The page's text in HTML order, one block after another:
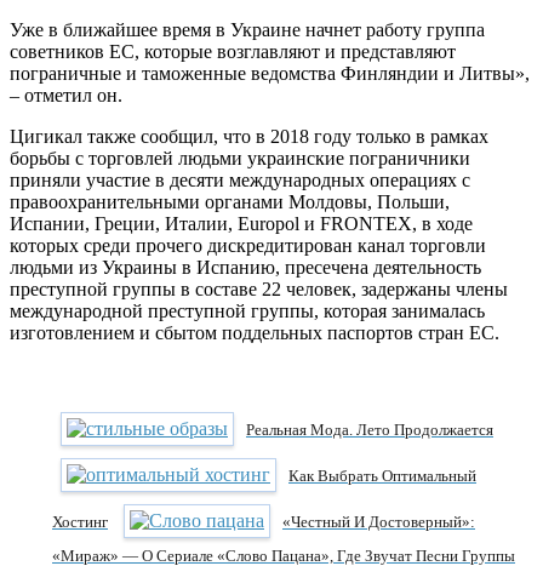
Уже в ближайшее время в Украине начнет работу группа
советников ЕС, которые возглавляют и представляют
пограничные и таможенные ведомства Финляндии и Литвы»,
– отметил он.
Цигикал также сообщил, что в 2018 году только в рамках
борьбы с торговлей людьми украинские пограничники
приняли участие в десяти международных операциях с
правоохранительными органами Молдовы, Польши,
Испании, Греции, Италии, Europol и FRONTEX, в ходе
которых среди прочего дискредитирован канал торговли
людьми из Украины в Испанию, пресечена деятельность
преступной группы в составе 22 человек, задержаны члены
международной преступной группы, которая занималась
изготовлением и сбытом поддельных паспортов стран ЕС.
Реальная Мода. Лето Продолжается
Как Выбрать Оптимальный
Хостинг
«Честный И Достоверный»:
«Мираж» — О Сериале «Слово Пацана», Где Звучат Песни Группы